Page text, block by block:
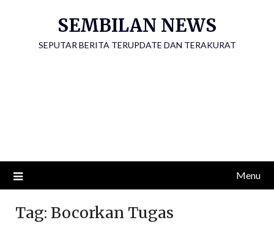
SEMBILAN NEWS
SEPUTAR BERITA TERUPDATE DAN TERAKURAT
Menu
Tag: Bocorkan Tugas